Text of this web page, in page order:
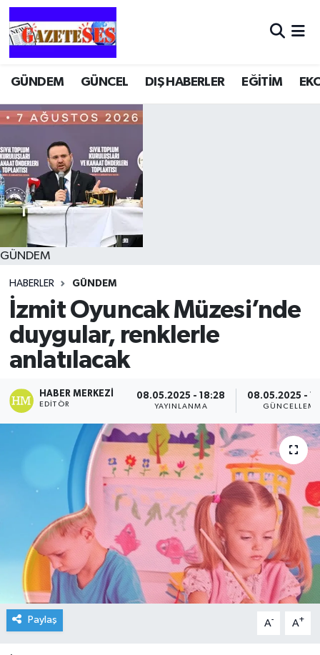
GÜNDEM GÜNCEL DIŞ HABERLER EĞİTİM
GÜNDEM
HABERLER GÜNDEM
İzmit Oyuncak Müzesi’nde
duygular, renklerle
anlatılacak
HABER MERKEZI
EDITÖR
08.05.2025 - 18:28
YAYINLANMA
08.05.2025 -
GÜNCELLEME
Paylaş A- A+